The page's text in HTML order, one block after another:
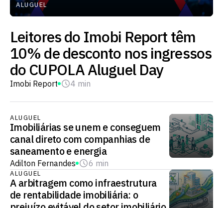
ALUGUEL
Leitores do Imobi Report têm
10% de desconto nos ingressos
do CUPOLA Aluguel Day
Imobi Report 4 min
ALUGUEL
Imobiliárias se unem e conseguem
canal direto com companhias de
saneamento e energia
Adilton Fernandes 6 min
ALUGUEL
A arbitragem como infraestrutura
de rentabilidade imobiliária: o